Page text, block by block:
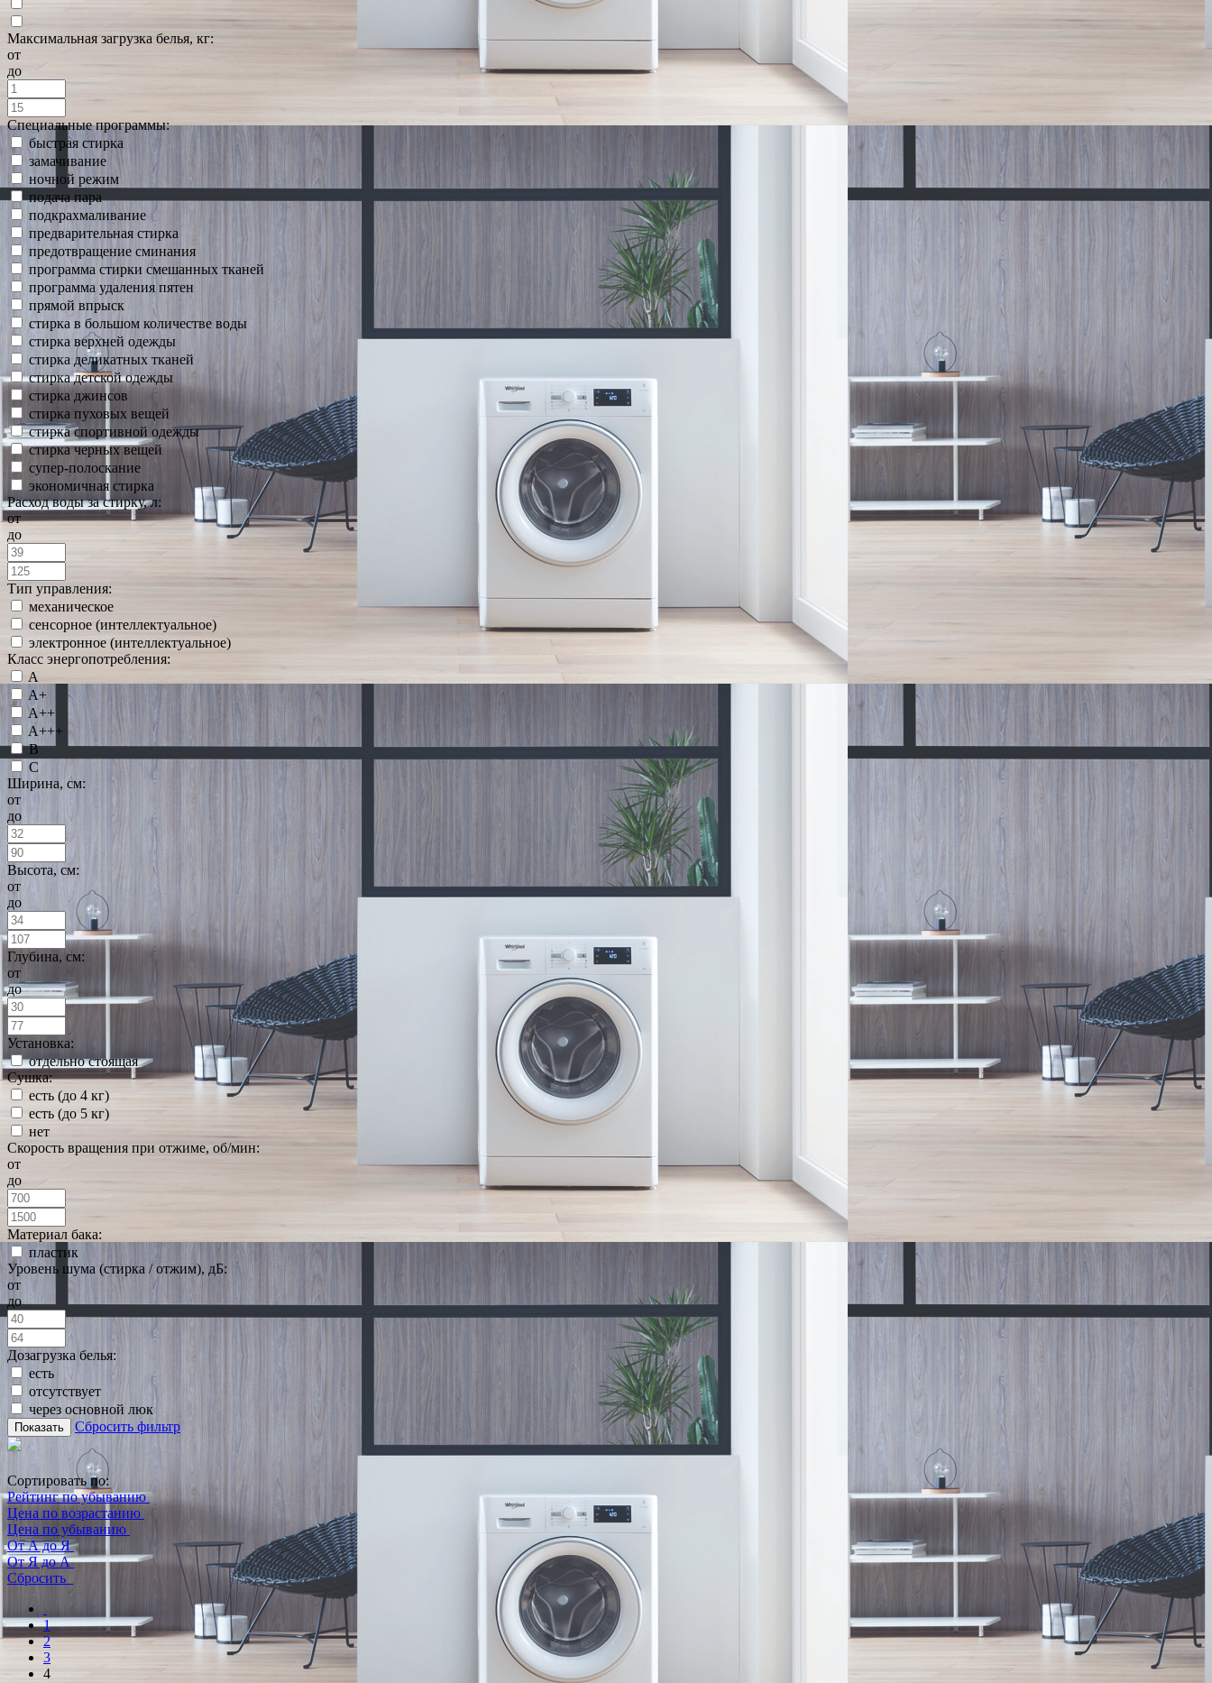
Максимальная загрузка белья, кг:
от
до
Специальные программы:
быстрая стирка
замачивание
ночной режим
подача пара
подкрахмаливание
предварительная стирка
предотвращение сминания
программа стирки смешанных тканей
программа удаления пятен
прямой впрыск
стирка в большом количестве воды
стирка верхней одежды
стирка деликатных тканей
стирка детской одежды
стирка джинсов
стирка пуховых вещей
стирка спортивной одежды
стирка черных вещей
супер-полоскание
экономичная стирка
Расход воды за стирку, л:
от
до
Тип управления:
механическое
сенсорное (интеллектуальное)
электронное (интеллектуальное)
Класс энергопотребления:
A
A+
A++
A+++
B
C
Ширина, см:
от
до
Высота, см:
от
до
Глубина, см:
от
до
Установка:
отдельно стоящая
Сушка:
есть (до 4 кг)
есть (до 5 кг)
нет
Скорость вращения при отжиме, об/мин:
от
до
Материал бака:
пластик
Уровень шума (стирка / отжим), дБ:
от
до
Дозагрузка белья:
есть
отсутствует
через основной люк
Показать Сбросить фильтр
Сортировать по:
Рейтинг по убыванию
Цена по возрастанию
Цена по убыванию
От А до Я
От Я до А
Сбросить
1
2
3
4